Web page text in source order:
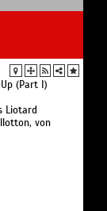
(Part I)
Liotard
von